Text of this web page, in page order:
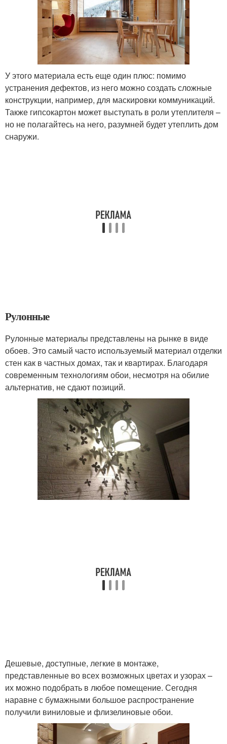
У этого материала есть еще один плюс: помимо
устранения дефектов, из него можно создать сложные
конструкции, например, для маскировки коммуникаций.
Также гипсокартон может выступать в роли утеплителя –
но не полагайтесь на него, разумней будет утеплить дом
снаружи.
Рулонные
Рулонные материалы представлены на рынке в виде
обоев. Это самый часто используемый материал отделки
стен как в частных домах, так и квартирах. Благодаря
современным технологиям обои, несмотря на обилие
альтернатив, не сдают позиций.
Дешевые, доступные, легкие в монтаже,
представленные во всех возможных цветах и узорах –
их можно подобрать в любое помещение. Сегодня
наравне с бумажными большое распространение
получили виниловые и флизелиновые обои.